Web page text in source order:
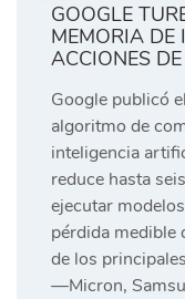
GOOGLE
MEMORIA DE
ACCIONES
Google publicó
algoritmo de
inteligencia
reduce hasta
ejecutar
pérdida medible
de los
—Micron,